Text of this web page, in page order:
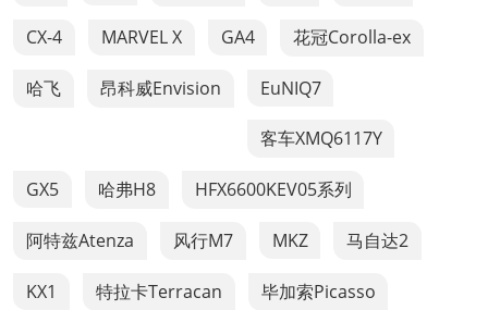
CX-4 MARVEL X GA4 花冠Corolla-ex
哈飞 昂科威Envision EuNIQ7
客车XMQ6117Y
GX5 哈弗H8 HFX6600KEV05系列
阿特兹Atenza 风行M7 MKZ 马自达2
KX1 特拉卡Terracan 毕加索Picasso